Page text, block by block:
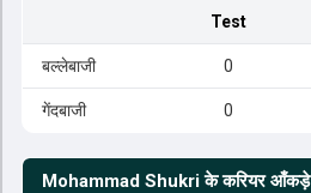
Test
बल्लेबाजी 0
गेंदबाजी 0
Mohammad Shukri के करियर आँकड़े